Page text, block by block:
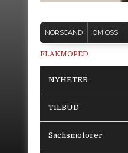
NORSCAND OM OSS
FLAKMOPED
NYHETER
TILBUD
Sachsmotorer